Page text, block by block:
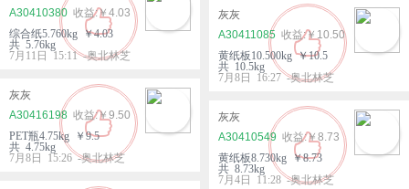
A30410380
￥4.03
综合纸5.760kg ￥4.03
共 5.76kg
7月11日 15:11 -奥北林芝
灰灰
A30411085
￥10.50
黄纸板10.500kg ￥10.5
共 10.5kg
7月8日 16:27 -奥北林芝
灰灰
A30416198
￥9.50
PET瓶4.75kg ￥9.5
共 4.75kg
7月8日 15:26 -奥北林芝
灰灰
A30410549
￥8.73
黄纸板8.730kg ￥8.73
共 8.73kg
7月4日 11:28 -奥北林芝